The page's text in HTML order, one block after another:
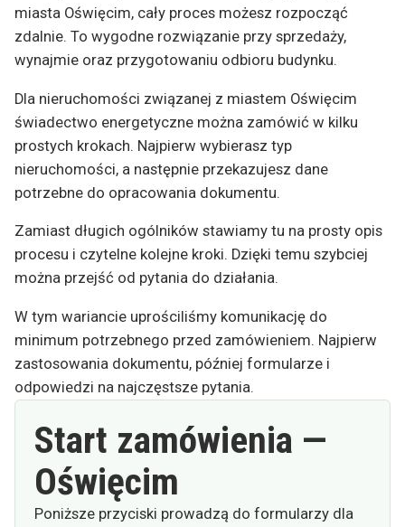
miasta Oświęcim, cały proces możesz rozpocząć
zdalnie. To wygodne rozwiązanie przy sprzedaży,
wynajmie oraz przygotowaniu odbioru budynku.
Dla nieruchomości związanej z miastem Oświęcim
świadectwo energetyczne można zamówić w kilku
prostych krokach. Najpierw wybierasz typ
nieruchomości, a następnie przekazujesz dane
potrzebne do opracowania dokumentu.
Zamiast długich ogólników stawiamy tu na prosty opis
procesu i czytelne kolejne kroki. Dzięki temu szybciej
można przejść od pytania do działania.
W tym wariancie uprościliśmy komunikację do
minimum potrzebnego przed zamówieniem. Najpierw
zastosowania dokumentu, później formularze i
odpowiedzi na najczęstsze pytania.
Start zamówienia —
Oświęcim
Poniższe przyciski prowadzą do formularzy dla